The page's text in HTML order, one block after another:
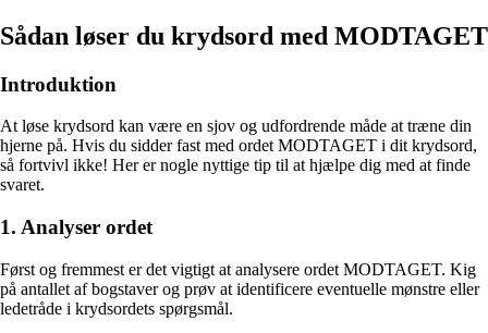
Sådan løser du krydsord med MODTAGET
Introduktion
At løse krydsord kan være en sjov og udfordrende måde at træne din
hjerne på. Hvis du sidder fast med ordet MODTAGET i dit krydsord,
så fortvivl ikke! Her er nogle nyttige tip til at hjælpe dig med at finde
svaret.
1. Analyser ordet
Først og fremmest er det vigtigt at analysere ordet MODTAGET. Kig
på antallet af bogstaver og prøv at identificere eventuelle mønstre eller
ledetråde i krydsordets spørgsmål.